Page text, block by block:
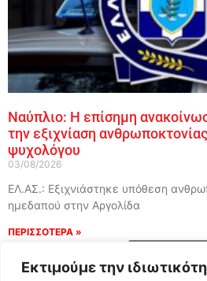
Εκτιμούμε την
Ναύπλιο: Η επίσημη
την εξιχνίαση
ψυχολόγου
03/08/2026
ΕΛ.ΑΣ.: Εξιχνιάστηκε υπόθεση
ημεδαπού στην Αργολίδα
ΠΕΡΙΣΣΟΤΕΡΑ »